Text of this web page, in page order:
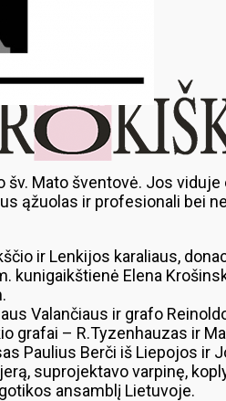
Mato šventovė. Jos
ąžuolas ir profesionali bei
ir Lenkijos karaliaus,
kunigaikštienė Elena
Valančiaus ir grafo
grafai – R.Tyzenhauzas ir
Paulius Berči iš Liepojos ir
suprojektavo varpinę,
ansamblį Lietuvoje.